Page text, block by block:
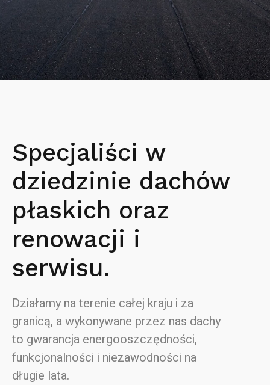
Specjaliści w
dziedzinie dachów
płaskich oraz
renowacji i
serwisu.
Działamy na terenie całej kraju i za
granicą, a wykonywane przez nas dachy
to gwarancja energooszczędności,
funkcjonalności i niezawodności na
długie lata.